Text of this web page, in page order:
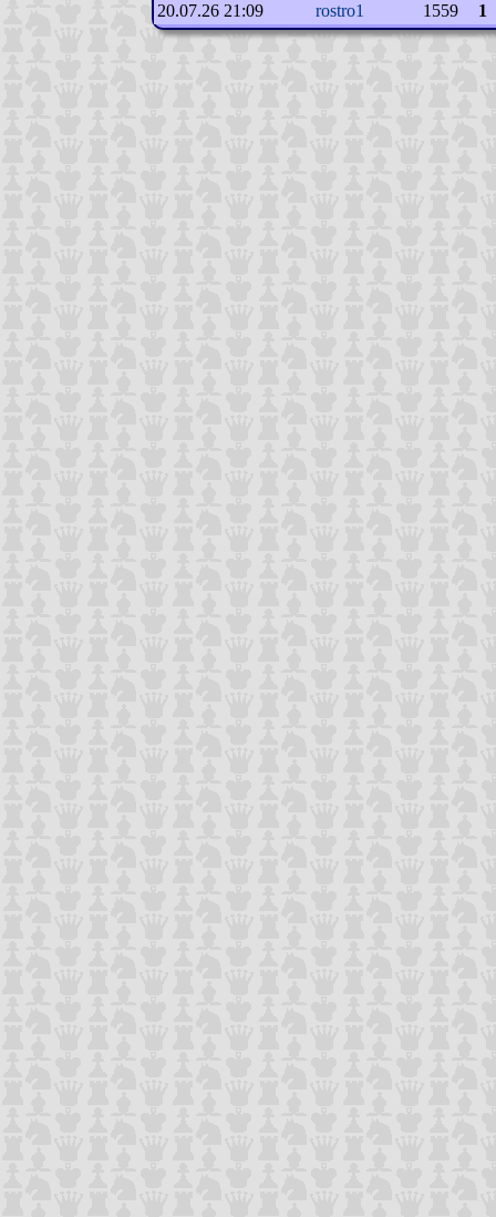
20.07.26 21:09
rostro1 1559 1